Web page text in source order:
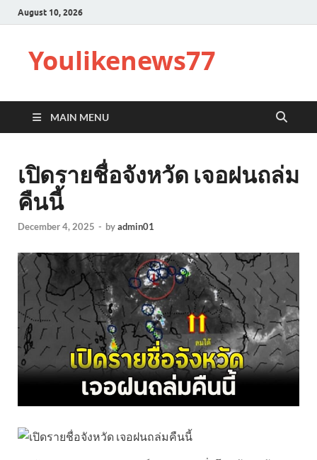
August 10, 2026
Youlikenews77
MAIN MENU
เปิดรายชื่อจังหวัด เจอฝนถล่ม
คืนนี้
December 4, 2025 - byadmin01